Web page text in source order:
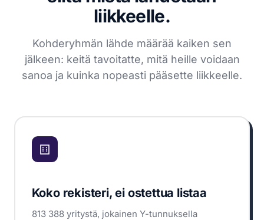
liikkeelle.
Kohderyhmän lähde määrää kaiken sen
jälkeen: keitä tavoitatte, mitä heille voidaan
sanoa ja kuinka nopeasti pääsette liikkeelle.
Koko rekisteri, ei ostettua listaa
813 388 yritystä, jokainen Y-tunnuksella